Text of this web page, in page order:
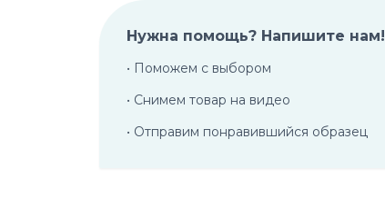
Нужна помощь? Напишите нам!
• Поможем с выбором
• Снимем товар на видео
• Отправим понравившийся образец